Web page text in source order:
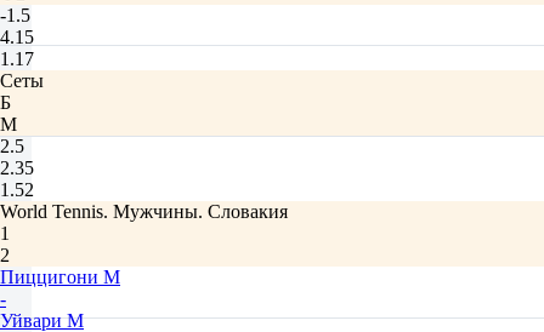
-1.5
4.15
1.17
Сеты
Б
М
2.5
2.35
1.52
World Tennis. Мужчины. Словакия
1
2
Пиццигони М
-
Уйвари М